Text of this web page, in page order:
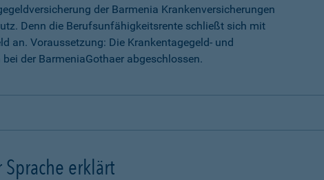
der Barmenia Krankenversicherungen
Denn die Berufsunfähigkeitsrente schließt sich mit
an. Voraussetzung: Die Krankentagegeld- und
der BarmeniaGothaer abgeschlossen.
erklärt